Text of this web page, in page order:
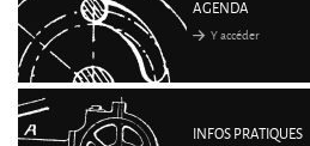
AGENDA
Y accéder
INFOS PRATIQUES